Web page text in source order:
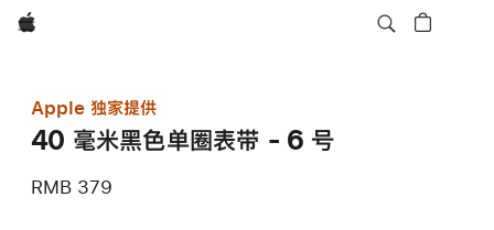
Apple
Apple 独家提供
40 毫米黑色单圈表带 - 6 号
RMB 379